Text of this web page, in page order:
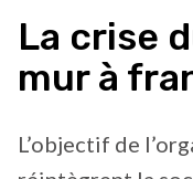
La crise
mur à
L’objectif de